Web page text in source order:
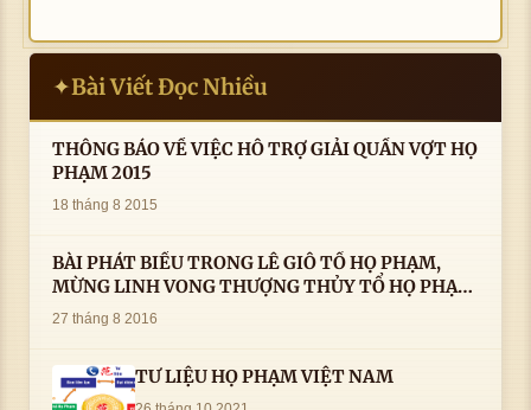
✦Bài Viết Đọc Nhiều
THÔNG BÁO VỀ VIỆC HỖ TRỢ GIẢI QUẦN VỢT HỌ
PHẠM 2015
18 tháng 8 2015
BÀI PHÁT BIỂU TRONG LÊ GIỖ TỔ HỌ PHẠM,
MỪNG LINH VONG THƯỢNG THỦY TỔ HỌ PHẠM
AN VỊ TAI CÀ MAU- ( 22/8/2016) CỦA LS.TS.NV.
27 tháng 8 2016
TƯ LIỆU HỌ PHẠM VIỆT NAM